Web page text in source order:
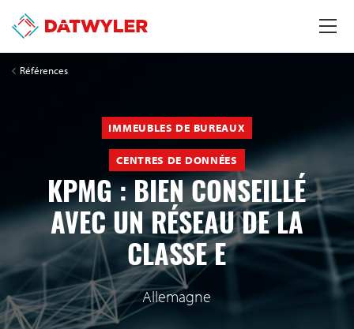
Références
IMMEUBLES DE BUREAUX
CENTRES DE DONNÉES
KPMG : BIEN CONSEILLÉ
AVEC UN RÉSEAU DE LA
CLASSE E
Allemagne